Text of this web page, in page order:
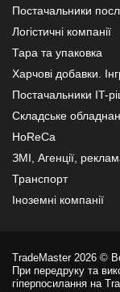
Постачальники
Логістичні компанії
Тара та упаковка
Харчові добавки.
Постачальники IT-
Складське
HoReCa
ЗМІ, Агенції,
Транспорт
Іноземні компанії
TradeMaster 2026 ©
При передруку та
гіперпосилання на